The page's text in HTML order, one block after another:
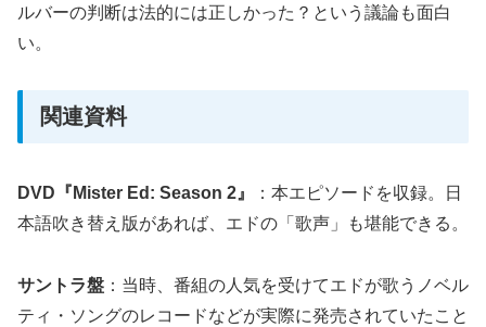
ルバーの判断は法的には正しかった？という議論も面白
い。
関連資料
DVD『Mister Ed: Season 2』
：本エピソードを収録。日
本語吹き替え版があれば、エドの「歌声」も堪能できる。
サントラ盤 ：当時、番組の人気を受けてエドが歌うノベル
ティ・ソングのレコードなどが実際に発売されていたこと